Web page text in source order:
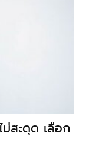
สะดุด เลือก